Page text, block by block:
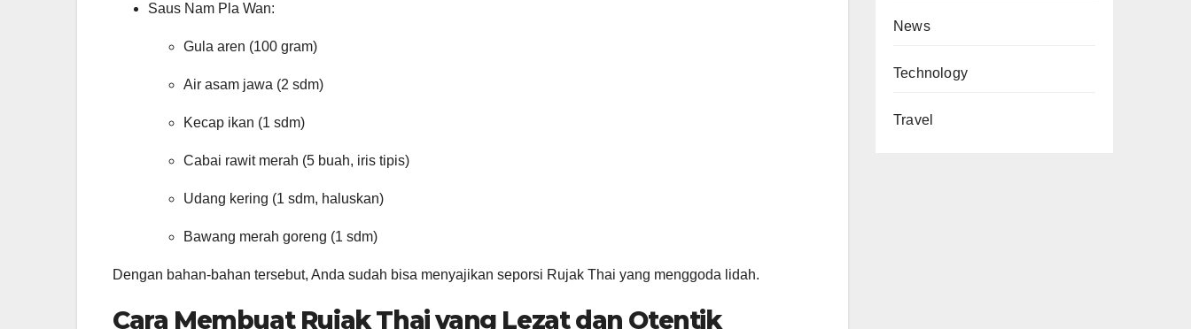
Saus Nam Pla Wan:
Gula aren (100 gram)
Air asam jawa (2 sdm)
Kecap ikan (1 sdm)
Cabai rawit merah (5 buah, iris tipis)
Udang kering (1 sdm, haluskan)
Bawang merah goreng (1 sdm)
Dengan bahan-bahan tersebut, Anda sudah bisa menyajikan seporsi Rujak Thai yang menggoda lidah.
Cara Membuat Rujak Thai yang Lezat dan Otentik
News
Technology
Travel